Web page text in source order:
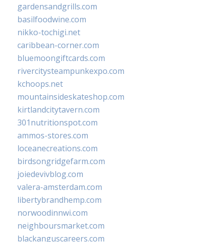
gardensandgrills.com
basilfoodwine.com
nikko-tochigi.net
caribbean-corner.com
bluemoongiftcards.com
rivercitysteampunkexpo.com
kchoops.net
mountainsideskateshop.com
kirtlandcitytavern.com
301nutritionspot.com
ammos-stores.com
loceanecreations.com
birdsongridgefarm.com
joiedevivblog.com
valera-amsterdam.com
libertybrandhemp.com
norwoodinnwi.com
neighboursmarket.com
blackanguscareers.com